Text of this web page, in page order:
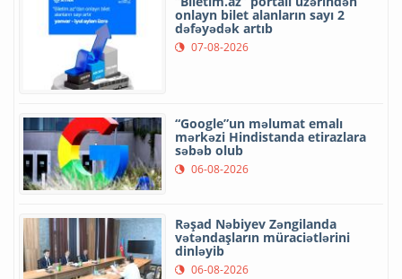
onlayn bilet alanların sayı 2
dəfəyədək artıb
07-08-2026
“Google”un məlumat emalı
mərkəzi Hindistanda etirazlara
səbəb olub
06-08-2026
Rəşad Nəbiyev Zəngilanda
vətəndaşların müraciətlərini
dinləyib
06-08-2026